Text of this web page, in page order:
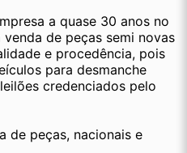
a quase 30 anos no
de peças semi novas
e procedência, pois
para desmanche
credenciados pelo
de peças, nacionais e